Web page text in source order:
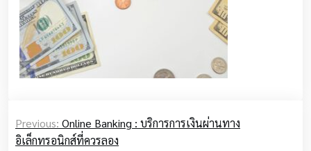
navigation
Previous: Online Banking : บริการการเงินผ่านทาง
อิเล็กทรอนิกส์ที่ควรลอง